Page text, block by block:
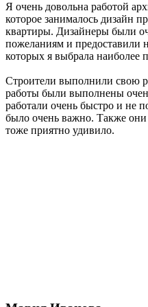
Я очень довольна работой
которое занималось дизайн
квартиры. Дизайнеры были
пожеланиям и предоставили
которых я выбрала наиболее
Строители выполнили свою
работы были выполнены
работали очень быстро и не
было очень важно. Также
тоже приятно удивило.